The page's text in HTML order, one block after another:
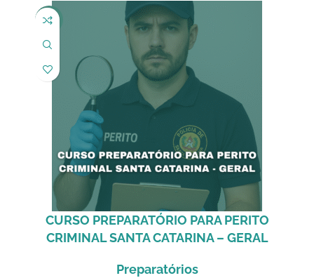
-50%
CURSO PREPARATÓRIO PARA PERITO
CRIMINAL SANTA CATARINA – GERAL
Preparatórios